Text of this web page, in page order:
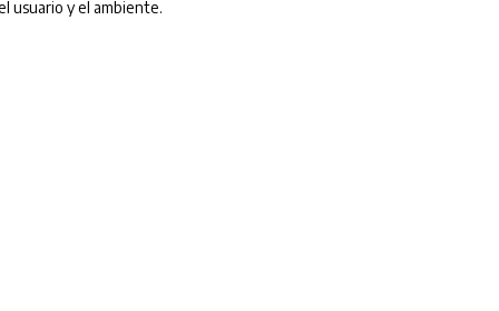
usuario y el ambiente.